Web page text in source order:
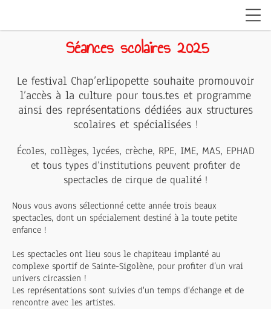
Séances scolaires 2025
Le festival Chap’erlipopette souhaite promouvoir
l’accès à la culture pour tous.tes et programme
ainsi des représentations dédiées aux structures
scolaires et spécialisées !
Écoles, collèges, lycées, crèche, RPE, IME, MAS, EPHAD
et tous types d’institutions peuvent profiter de
spectacles de cirque de qualité !
Nous vous avons sélectionné cette année trois beaux
spectacles, dont un spécialement destiné à la toute petite
enfance !
Les spectacles ont lieu sous le chapiteau implanté au
complexe sportif de Sainte-Sigolène, pour profiter d’un vrai
univers circassien !
Les représentations sont suivies d'un temps d'échange et de
rencontre avec les artistes.